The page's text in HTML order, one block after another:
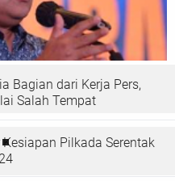
Bagian dari Kerja Pers,
Salah Tempat
Pilkada Serentak